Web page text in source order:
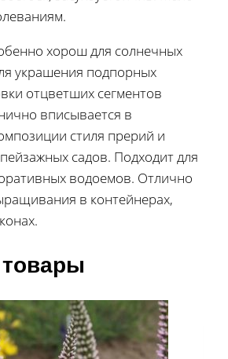
хорош для солнечных
украшения подпорных
отцветших сегментов
вписывается в
стиля прерий и
садов. Подходит для
водоемов. Отлично
в контейнерах,